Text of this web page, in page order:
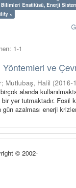
Bilimleri Enstitüsü, Enerji
×
1-1
ve
; Mutlubaş, Halil (2016-
alanda
yer tutmaktadır. Fosil
azalması enerji
© 2002-